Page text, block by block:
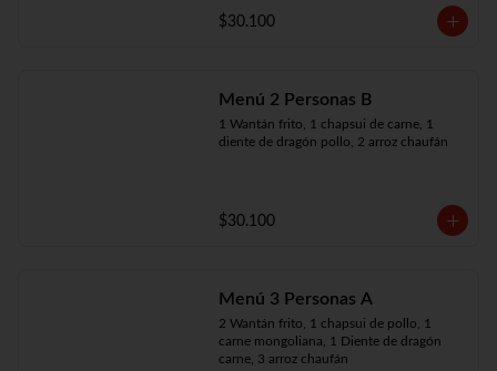
$30.100
Menú 2 Personas B
1 Wantán frito, 1 chapsui de carne, 1
diente de dragón pollo, 2 arroz chaufán
$30.100
Menú 3 Personas A
2 Wantán frito, 1 chapsui de pollo, 1
carne mongoliana, 1 Diente de dragón
carne, 3 arroz chaufán